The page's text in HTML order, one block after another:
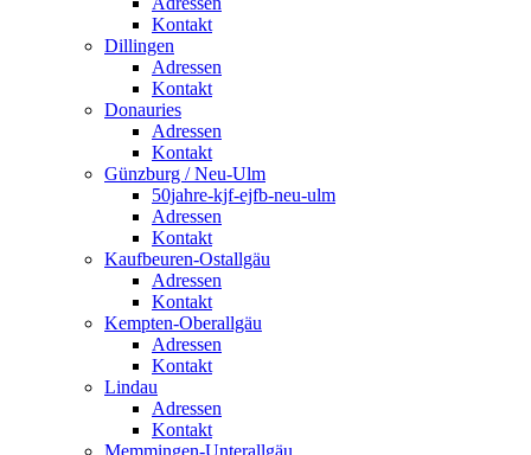
Kontakt
Dillingen
Adressen
Kontakt
Donauries
Adressen
Kontakt
Günzburg / Neu-Ulm
50jahre-kjf-ejfb-neu-ulm
Adressen
Kontakt
Kaufbeuren-Ostallgäu
Adressen
Kontakt
Kempten-Oberallgäu
Adressen
Kontakt
Lindau
Adressen
Kontakt
Memmingen-Unterallgäu